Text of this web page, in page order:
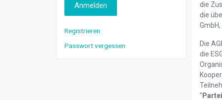
die
die
Die
die
"
Anmelden
Registrieren
Passwort vergessen